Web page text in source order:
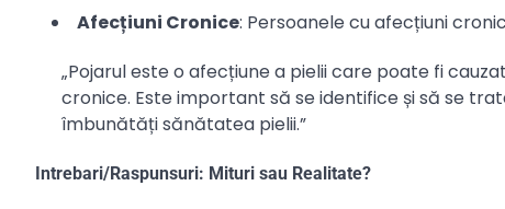
Afecțiuni Cronice: Persoanele cu afecțiuni
„Pojarul este o afecțiune a pielii care poate fi
cronice. Este important să se identifice și să se
îmbunătăți sănătatea pielii.”
Intrebari/Raspunsuri: Mituri sau Realitate?